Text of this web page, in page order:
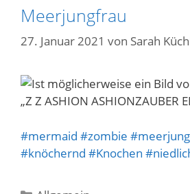
Meerjungfrau
27. Januar 2021 von Sarah
#mermaid #zombie
#knöchernd #Knochen